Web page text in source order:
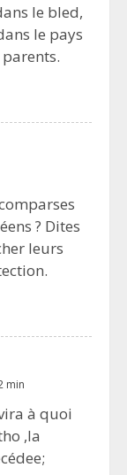
le bled,
le pays
parents.
? Dites
leurs
min
à quoi
,la